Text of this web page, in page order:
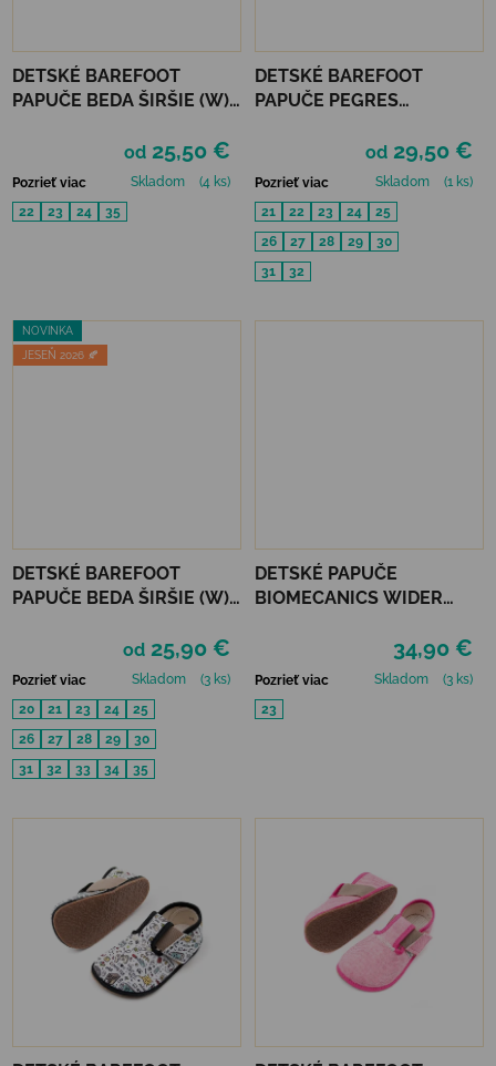
DETSKÉ BAREFOOT
PAPUČE BEDA ŠIRŠIE (W)
od 25,50 €
Pozrieť viac Skladom
(4 ks)
22
23 24 35
DETSKÉ BAREFOOT
PAPUČE PEGRES
od 29,50 €
Pozrieť viac Skladom
(1 ks)
21
22 23 24
25
26
27 28 29
30
31
32
NOVINKA
JESEŇ 2026 🍂
DETSKÉ BAREFOOT
PAPUČE BEDA ŠIRŠIE (W)
od 25,90 €
Pozrieť viac Skladom
(3 ks)
20
21 23 24
25
26
27 28 29
30
31
32 33 34 35
DETSKÉ PAPUČE
BIOMECANICS WIDER
34,90 €
Pozrieť viac Skladom
(3 ks)
23